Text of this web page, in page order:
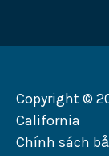
đô
Copyright ©
California
Chính sách